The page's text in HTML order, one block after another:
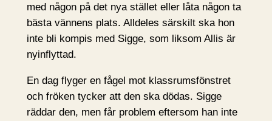
med någon på det nya stället eller låta någon ta
bästa vännens plats. Alldeles särskilt ska hon
inte bli kompis med Sigge, som liksom Allis är
nyinflyttad.
En dag flyger en fågel mot klassrumsfönstret
och fröken tycker att den ska dödas. Sigge
räddar den, men får problem eftersom han inte